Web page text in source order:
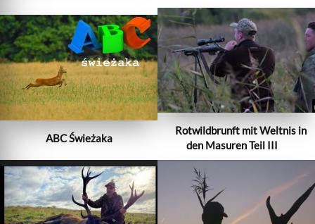
ABC Świeżaka
Rotwildbrunft mit Weltnis in
den Masuren Teil III